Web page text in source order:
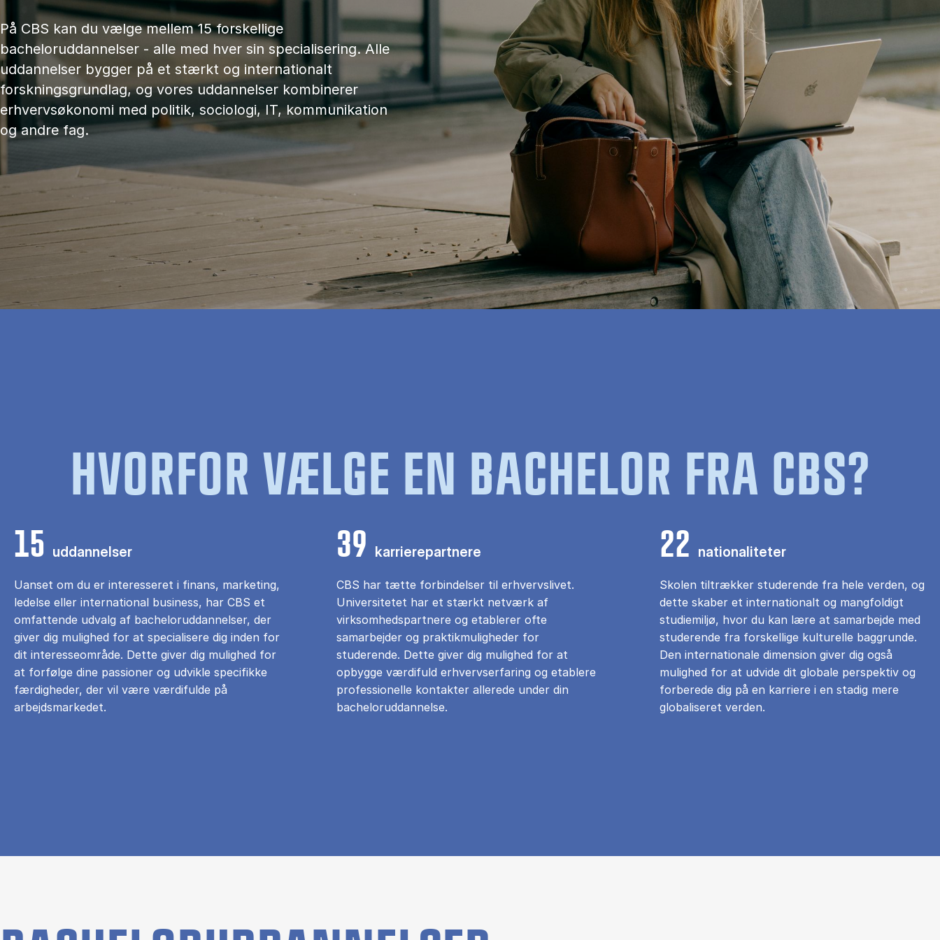
På CBS kan du vælge mellem 15 forskellige
bacheloruddannelser - alle med hver sin specialisering. Alle
uddannelser bygger på et stærkt og internationalt
forskningsgrundlag, og vores uddannelser kombinerer
erhvervsøkonomi med politik, sociologi, IT, kommunikation
og andre fag.
HVORFOR VÆLGE EN BACHELOR FRA CBS?
15 uddannelser
Uanset om du er interesseret i finans, marketing,
ledelse eller international business, har CBS et
omfattende udvalg af bacheloruddannelser, der
giver dig mulighed for at specialisere dig inden for
dit interesseområde. Dette giver dig mulighed for
at forfølge dine passioner og udvikle specifikke
færdigheder, der vil være værdifulde på
arbejdsmarkedet.
39 karrierepartnere
CBS har tætte forbindelser til erhvervslivet.
Universitetet har et stærkt netværk af
virksomhedspartnere og etablerer ofte
samarbejder og praktikmuligheder for
studerende. Dette giver dig mulighed for at
opbygge værdifuld erhvervserfaring og etablere
professionelle kontakter allerede under din
bacheloruddannelse.
22 nationaliteter
Skolen tiltrækker studerende fra hele verden, og
dette skaber et internationalt og mangfoldigt
studiemiljø, hvor du kan lære at samarbejde med
studerende fra forskellige kulturelle baggrunde.
Den internationale dimension giver dig også
mulighed for at udvide dit globale perspektiv og
forberede dig på en karriere i en stadig mere
globaliseret verden.